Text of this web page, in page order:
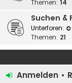
Themen: 14
Suchen &
Unterforen:
Themen: 21
Anmelden •